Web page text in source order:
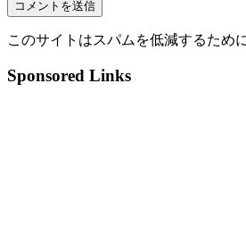
このサイトはスパムを低減するため
Sponsored Links